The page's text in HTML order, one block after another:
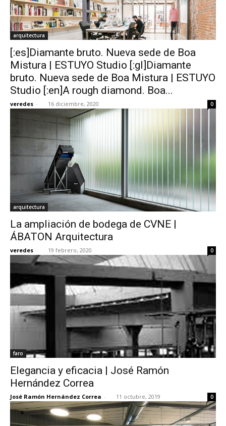
arquitectura
[:es]Diamante bruto. Nueva sede de Boa
Mistura | ESTUYO Studio [:gl]Diamante
bruto. Nueva sede de Boa Mistura | ESTUYO
Studio [:en]A rough diamond. Boa...
veredes - 16 diciembre, 2020 0
arquitectura
La ampliación de bodega de CVNE |
ÁBATON Arquitectura
veredes - 19 febrero, 2020 0
faro
Elegancia y eficacia | José Ramón
Hernández Correa
José Ramón Hernández Correa - 11 octubre, 2019 0